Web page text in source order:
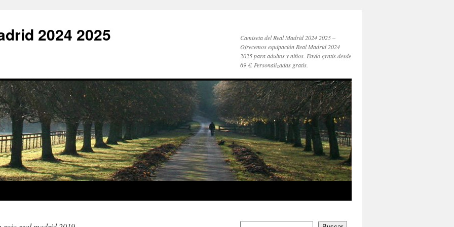
2024 2025
Camiseta del Real Madrid 2024 2025 –
Ofrecemos equipación Real Madrid 2024
2025 para adultos y niños. Envío gratis desde
69 €. Personalizadas gratis.